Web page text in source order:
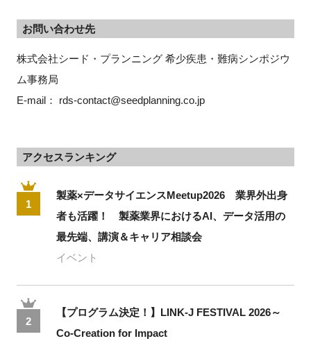
お問い合わせ先
株式会社シード・プランニング 希少疾患・難病シンポジウ
ム事務局
E-mail： rds-contact@seedplanning.co.jp
アクセスランキング
1
製薬×データサイエンスMeetup2026 業界外出身
者も活躍！ 製薬業界におけるAI、データ活用の
最先端、講演＆キャリア相談会
イベント
2
【プログラム決定！】LINK-J FESTIVAL 2026～
Co-Creation for Impact